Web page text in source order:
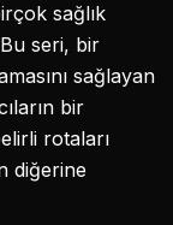
sağlık
seri, bir
sağlayan
bir
rotaları
diğerine